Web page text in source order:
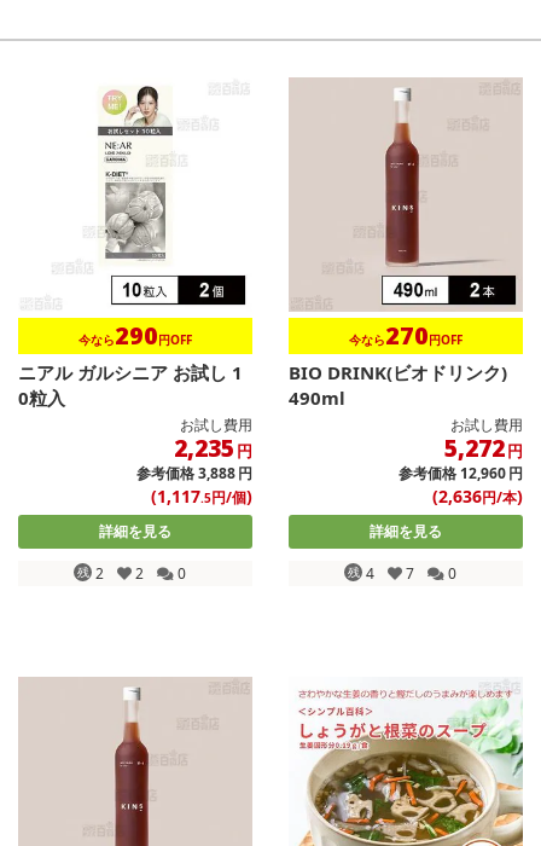
今なら290円OFF
ニアル ガルシニア お試し 1
0粒入
お試し費用
2,235 円
参考価格3,888円
(1,117.5円/個)
詳細を見る
残 2 2 0
今なら270円OFF
BIO DRINK(ビオドリンク)
490ml
お試し費用
5,272円
参考価格12,960円
(2,636円/本)
詳細を見る
残 4 7 0